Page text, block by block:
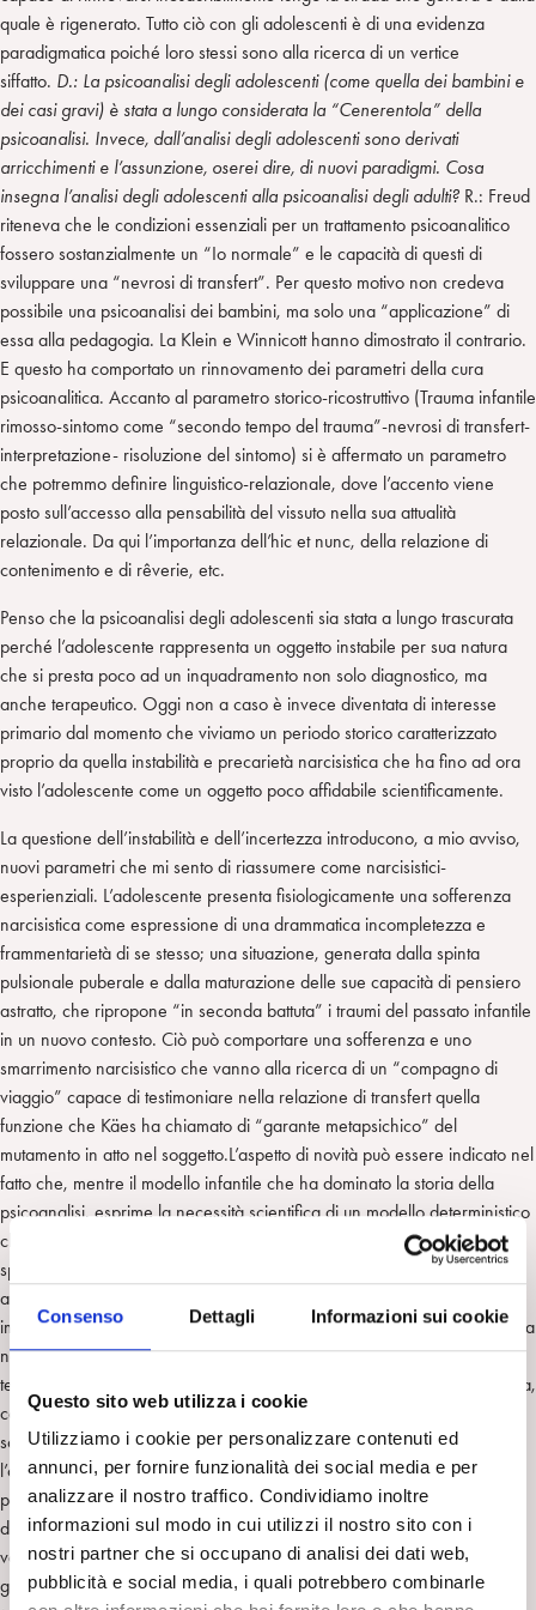
Consenso Dettagli Informazioni sui cookie
Questo sito web utilizza i cookie
Utilizziamo i cookie per personalizzare contenuti ed
annunci, per fornire funzionalità dei social media e per
analizzare il nostro traffico. Condividiamo inoltre
informazioni sul modo in cui utilizzi il nostro sito con i
nostri partner che si occupano di analisi dei dati web,
pubblicità e social media, i quali potrebbero combinarle
quale è rigenerato. Tutto ciò con gli adolescenti è di una evidenza
paradigmatica poiché loro stessi sono alla ricerca di un vertice
siffatto. D.: La psicoanalisi degli adolescenti (come quella dei bambini e
dei casi gravi) è stata a lungo considerata la “Cenerentola” della
psicoanalisi. Invece, dall’analisi degli adolescenti sono derivati
arricchimenti e l’assunzione, oserei dire, di nuovi paradigmi. Cosa
insegna l’analisi degli adolescenti alla psicoanalisi degli adulti? R.: Freud
riteneva che le condizioni essenziali per un trattamento psicoanalitico
fossero sostanzialmente un “Io normale” e le capacità di questi di
sviluppare una “nevrosi di transfert”. Per questo motivo non credeva
possibile una psicoanalisi dei bambini, ma solo una “applicazione” di
essa alla pedagogia. La Klein e Winnicott hanno dimostrato il contrario.
E questo ha comportato un rinnovamento dei parametri della cura
psicoanalitica. Accanto al parametro storico-ricostruttivo (Trauma infantile
rimosso-sintomo come “secondo tempo del trauma”-nevrosi di transfert-
interpretazione- risoluzione del sintomo) si è affermato un parametro
che potremmo definire linguistico-relazionale, dove l’accento viene
posto sull’accesso alla pensabilità del vissuto nella sua attualità
relazionale. Da qui l’importanza dell’hic et nunc, della relazione di
contenimento e di rêverie, etc.
Penso che la psicoanalisi degli adolescenti sia stata a lungo trascurata
perché l’adolescente rappresenta un oggetto instabile per sua natura
che si presta poco ad un inquadramento non solo diagnostico, ma
anche terapeutico. Oggi non a caso è invece diventata di interesse
primario dal momento che viviamo un periodo storico caratterizzato
proprio da quella instabilità e precarietà narcisistica che ha fino ad ora
visto l’adolescente come un oggetto poco affidabile scientificamente.
La questione dell’instabilità e dell’incertezza introducono, a mio avviso,
nuovi parametri che mi sento di riassumere come narcisistici-
esperienziali. L’adolescente presenta fisiologicamente una sofferenza
narcisistica come espressione di una drammatica incompletezza e
frammentarietà di se stesso; una situazione, generata dalla spinta
pulsionale puberale e dalla maturazione delle sue capacità di pensiero
astratto, che ripropone “in seconda battuta” i traumi del passato infantile
in un nuovo contesto. Ciò può comportare una sofferenza e uno
smarrimento narcisistico che vanno alla ricerca di un “compagno di
viaggio” capace di testimoniare nella relazione di transfert quella
funzione che Käes ha chiamato di “garante metapsichico” del
mutamento in atto nel soggetto.L’aspetto di novità può essere indicato nel
fatto che, mentre il modello infantile che ha dominato la storia della
psicoanalisi, esprime la necessità scientifica di un modello deterministico
che fondi la teoria, come per le scienze naturali, sulla predittività e sulla
spiegazione causale e strutturale dei fenomeni osservati (anche se
attualmente le stesse scienze naturali si sono allontanate da tale
impostazione neopositivista), il modello adolescenziale introduce per sua
natura un fattore di imprevedibilità non deterministica che perturba la
teoria e la mette in discussione. Il limite teorico della teoria psicoanalitica,
come di qualsiasi teoria “psi”, è costituito dal mistero personale del
soggetto, ciò di cui non si può dare scienza dal momento che esso è
l’origine della scienza medesima. Non vi è età dove il mistero della
persona “in stato nascente” si mostra con maggiore evidenza
dell’adolescenza. Penso che questo modo di vedere possieda una
valenza capace di rinnovare le modalità della cura psicoanalitica in
generale e quindi anche quella degli adulti.D.: Ne “L’apprendista